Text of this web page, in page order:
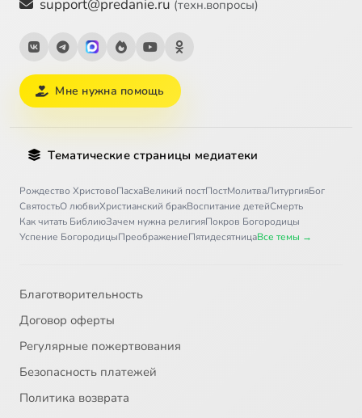
support@predanie.ru (техн.вопросы)
Мне нужна помощь
Тематические страницы медиатеки
Рождество ХристовоПасхаВеликий постПостМолитваЛитургияБог
СвятостьО любвиХристианский бракВоспитание детейСмерть
Как читать БиблиюЗачем нужна религияПокров Богородицы
Успение БогородицыПреображениеПятидесятницаВсе темы →
Благотворительность
Договор оферты
Регулярные пожертвования
Безопасность платежей
Политика возврата